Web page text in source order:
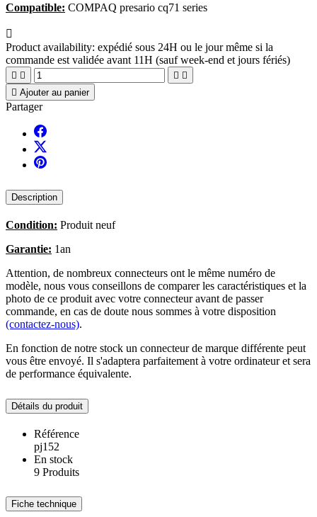
Compatible: COMPAQ presario cq71 series

Product availability: expédié sous 24H ou le jour même si la
commande est validée avant 11H (sauf week-end et jours fériés)
   
 Ajouter au panier
Partager
Description
Condition: Produit neuf
Garantie: 1an
Attention, de nombreux connecteurs ont le même numéro de
modèle, nous vous conseillons de comparer les caractéristiques et la
photo de ce produit avec votre connecteur avant de passer
commande, en cas de doute nous sommes à votre disposition
(contactez-nous).
En fonction de notre stock un connecteur de marque différente peut
vous être envoyé. Il s'adaptera parfaitement à votre ordinateur et sera
de performance équivalente.
Détails du produit
Référence
pj152
En stock
9 Produits
Fiche technique